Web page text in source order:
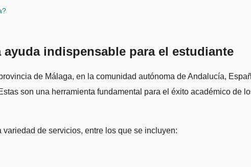
ayuda indispensable para el estudiante
son una herramienta fundamental para el éxito académico de
de servicios, entre los que se incluyen: